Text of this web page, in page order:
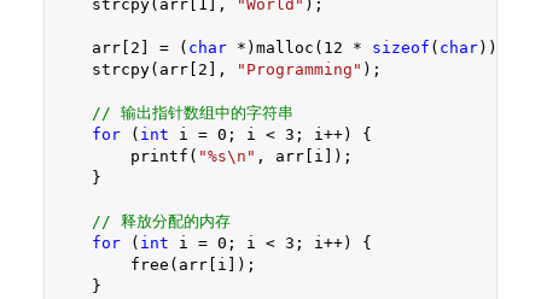
    strcpy(arr[
1 ], "World" );
    arr[
2 ] = ( char *)malloc( 12 * sizeof ( char));
    strcpy(arr[
2 ], "Programming" );
// 输出指针数组中的字符串
for ( int i = 0 ; i < 3 ; i++) {
        printf(
"%s\n" , arr[i]);
    }
// 释放分配的内存
for ( int i = 0 ; i < 3 ; i++) {
        free(arr[i]);
    }